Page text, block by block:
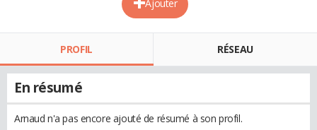
Ajouter
PROFIL RÉSEAU
En résumé
Arnaud n'a pas encore ajouté de résumé à son profil.